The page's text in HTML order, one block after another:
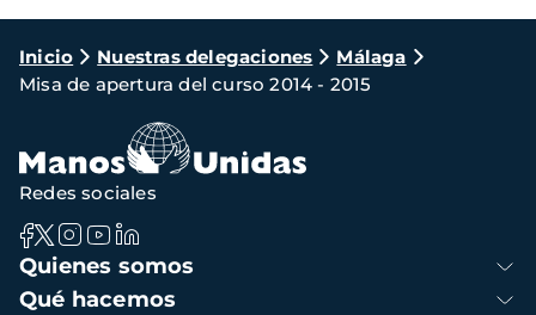
Ruta
de
navegación
Inicio Nuestras delegaciones
Málaga
Misa de apertura del curso 2014 - 2015
Navegación
principal
Quienes somos
Qué hacemos
Redes sociales